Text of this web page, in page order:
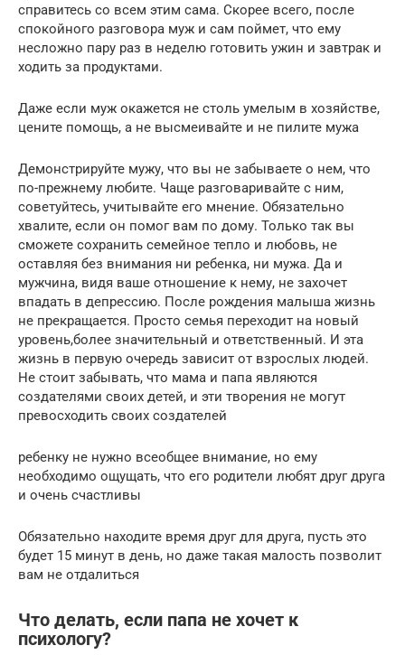
справитесь со всем этим сама. Скорее всего, после
спокойного разговора муж и сам поймет, что ему
несложно пару раз в неделю готовить ужин и завтрак и
ходить за продуктами.
Даже если муж окажется не столь умелым в хозяйстве,
цените помощь, а не высмеивайте и не пилите мужа
Демонстрируйте мужу, что вы не забываете о нем, что
по-прежнему любите. Чаще разговаривайте с ним,
советуйтесь, учитывайте его мнение. Обязательно
хвалите, если он помог вам по дому. Только так вы
сможете сохранить семейное тепло и любовь, не
оставляя без внимания ни ребенка, ни мужа. Да и
мужчина, видя ваше отношение к нему, не захочет
впадать в депрессию. После рождения малыша жизнь
не прекращается. Просто семья переходит на новый
уровень,более значительный и ответственный. И эта
жизнь в первую очередь зависит от взрослых людей.
Не стоит забывать, что мама и папа являются
создателями своих детей, и эти творения не могут
превосходить своих создателей
ребенку не нужно всеобщее внимание, но ему
необходимо ощущать, что его родители любят друг друга
и очень счастливы
Обязательно находите время друг для друга, пусть это
будет 15 минут в день, но даже такая малость позволит
вам не отдалиться
Что делать, если папа не хочет к
психологу?